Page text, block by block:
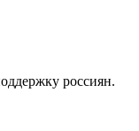
россиян.